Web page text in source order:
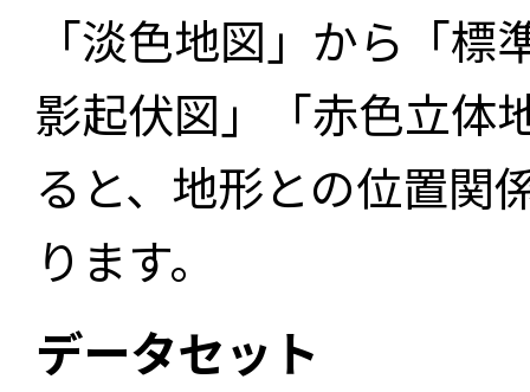
「淡色地図」から「
影起伏図」「赤色立体
ると、地形との位置関
ります。
データセット